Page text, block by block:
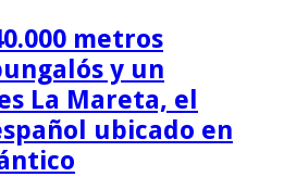
metros
y un
La Mareta, el
ubicado en